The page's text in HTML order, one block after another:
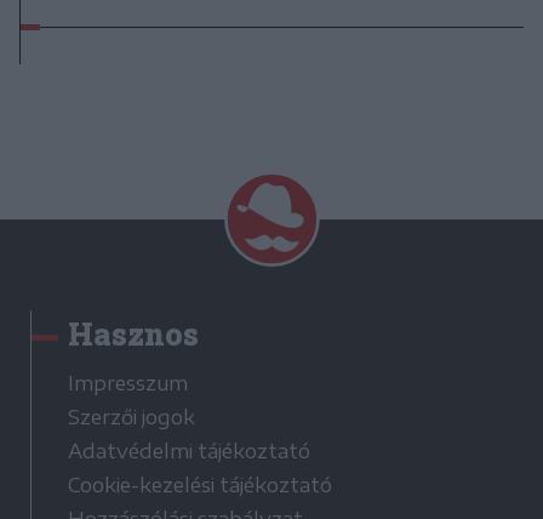
Hasznos
Impresszum
Szerzői jogok
Adatvédelmi tájékoztató
Cookie-kezelési tájékoztató